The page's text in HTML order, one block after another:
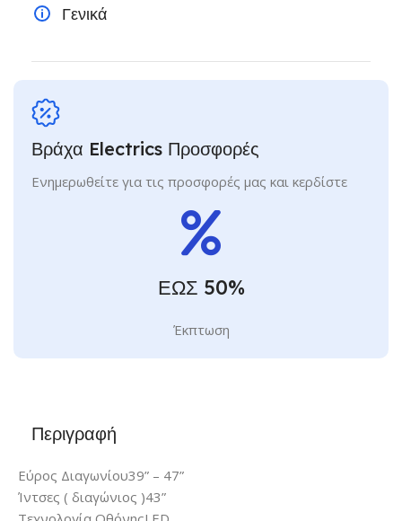
Περιγραφή
Εύρος Διαγωνίου39” – 47”
Ίντσες ( διαγώνιος )43”
Γενικά
Βράχα Electrics Προσφορές
Ενημερωθείτε για τις προσφορές μας και κερδίστε
ΕΩΣ 50%
Έκπτωση